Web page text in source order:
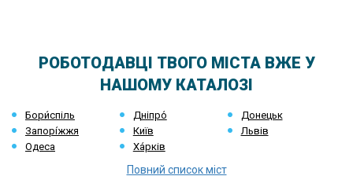
РОБОТОДАВЦІ ТВОГО МІСТА ВЖЕ У
НАШОМУ КАТАЛОЗІ
Бори́спіль Дніпро́
Донецьк
Запорі́жжя
Київ
Львів
Одеса
Ха́рків
Повний список міст